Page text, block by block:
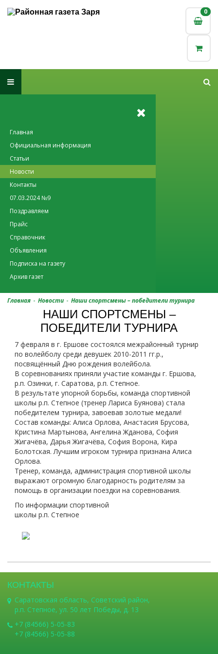
0
0
Главная
Официальная информация
Статьи
Новости
Контакты
07.03.2024 №9
Поздравляем
Прайс
Справочник
Объявления
Подписка на газету
Архив газет
Главная - Новости - Наши спортсмены – победители турнира
НАШИ СПОРТСМЕНЫ –
ПОБЕДИТЕЛИ ТУРНИРА
7 февраля в г. Ершове состоялся межрайонный турнир
по волейболу среди девушек 2010-2011 гг.р.,
посвящённый Дню рождения волейбола.
В соревнованиях приняли участие команды г. Ершова,
р.п. Озинки, г. Саратова, р.п. Степное.
В результате упорной борьбы, команда спортивной
школы р.п. Степное (тренер Лариса Буянова) стала
победителем турнира, завоевав золотые медали!
Состав команды: Алиса Орлова, Анастасия Брусова,
Кристина Мартынова, Ангелина Жданова, София
Жигачёва, Дарья Жигачёва, София Ворона, Кира
Болотская. Лучшим игроком турнира признана Алиса
Орлова.
Тренер, команда, администрация спортивной школы
выражают огромную благодарность родителям за
помощь в организации поездки на соревнования.
По информации спортивной
школы р.п. Степное
КОНТАКТЫ
Саратовская область, Советский район,
р.п. Степное, ул. 50 лет Победы, д. 13
+7 (84566) 5-05-83
+7 (84566) 5-05-88